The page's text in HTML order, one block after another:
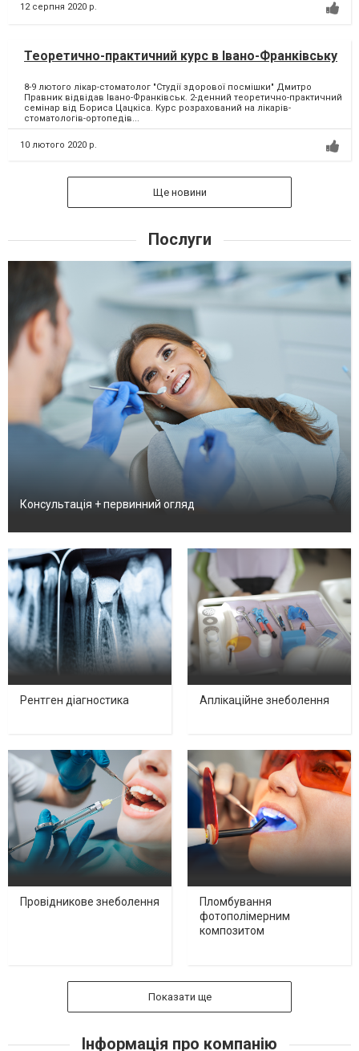
12 серпня 2020 р.
Теоретично-практичний курс в Івано-Франківську
8-9 лютого лікар-стоматолог "Студії здорової посмішки" Дмитро
Правник відвідав Івано-Франківськ. 2-денний теоретично-практичний
семінар від Бориса Цацкіса. Курс розрахований на лікарів-
стоматологів-ортопедів...
10 лютого 2020 р.
Ще новини
Послуги
Консультація + первинний огляд
Рентген діагностика Аплікаційне знеболення
Провідникове знеболення
Пломбування
фотополімерним
композитом
Показати ще
Інформація про компанію